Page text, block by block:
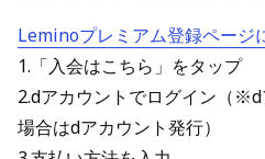
Leminoプレミアム登録ページ
1.「入会はこちら」をタップ
2.dアカウントでログイン（
場合はdアカウント発行）